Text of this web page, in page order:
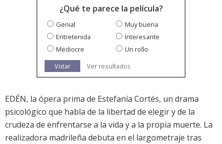
¿Qué te parece la película?
Genial
Muy buena
Entretenida
Interesante
Mediocre
Un rollo
Votar
Ver resultados
EDÉN, la ópera prima de Estefanía Cortés, un drama
psicológico que habla de la libertad de elegir y de la
crudeza de enfrentarse a la vida y a la propia muerte. La
realizadora madrileña debuta en el largometraje tras